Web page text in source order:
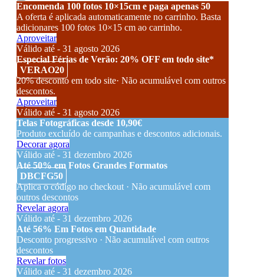
Encomenda 100 fotos 10×15cm e paga apenas 50
A oferta é aplicada automaticamente no carrinho. Basta
adicionares 100 fotos 10×15 cm ao carrinho.
Aproveitar
Válido até - 31 agosto 2026
Especial Férias de Verão: 20% OFF em todo site*
VERAO20
20% desconto em todo site· Não acumulável com outros
descontos.
Aproveitar
Válido até - 31 agosto 2026
Telas Fotográficas desde 10,90€
Produto excluído de campanhas e descontos adicionais.
Decorar agora
Válido até - 31 dezembro 2026
Até 50% em Fotos Grandes Formatos
DBCFG50
Aplica o código no checkout · Não acumulável com
outros descontos
Revelar agora
Válido até - 31 dezembro 2026
Até 56% Em Fotos em Quantidade
Desconto progressivo · Não acumulável com outros
descontos
Revelar fotos
Válido até - 31 dezembro 2026